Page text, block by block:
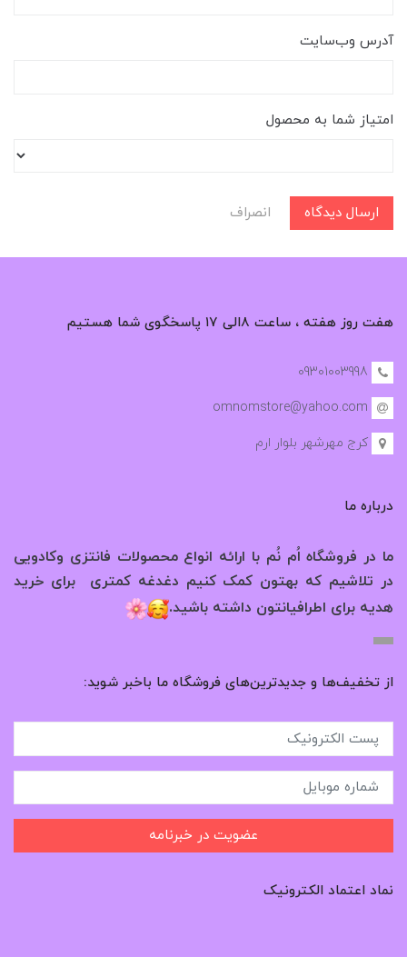
آدرس وب‌سایت
امتیاز شما به محصول
ارسال دیدگاه انصراف
هفت روز هفته ، ساعت ۸الی ۱۷ پاسخگوی شما هستیم
09301003998
omnomstore@yahoo.com
کرج مهرشهر بلوار ارم
درباره ما
ما در فروشگاه اُم نُم با ارائه انواع محصولات فانتزی وکادویی
در تلاشیم که بهتون کمک کنیم دغدغه کمتری برای خرید
هدیه برای اطرافیانتون داشته باشید.
از تخفیف‌ها و جدیدترین‌های فروشگاه ما باخبر شوید:
عضویت در خبرنامه
نماد اعتماد الکترونیک